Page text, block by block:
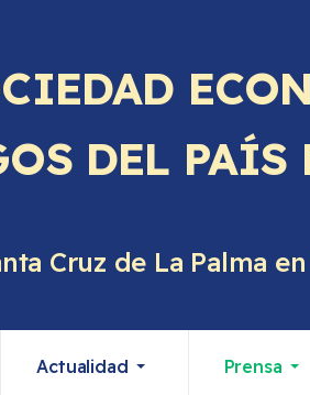
DEL PAÍS
Cruz de La Palma en
Actualidad Prensa